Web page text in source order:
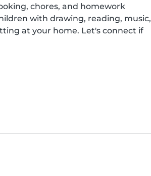
chores, and homework
with drawing, reading, music,
at your home. Let's connect if